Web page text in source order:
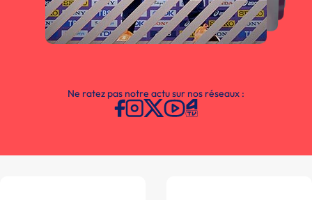
Ne ratez pas notre actu sur nos réseaux :